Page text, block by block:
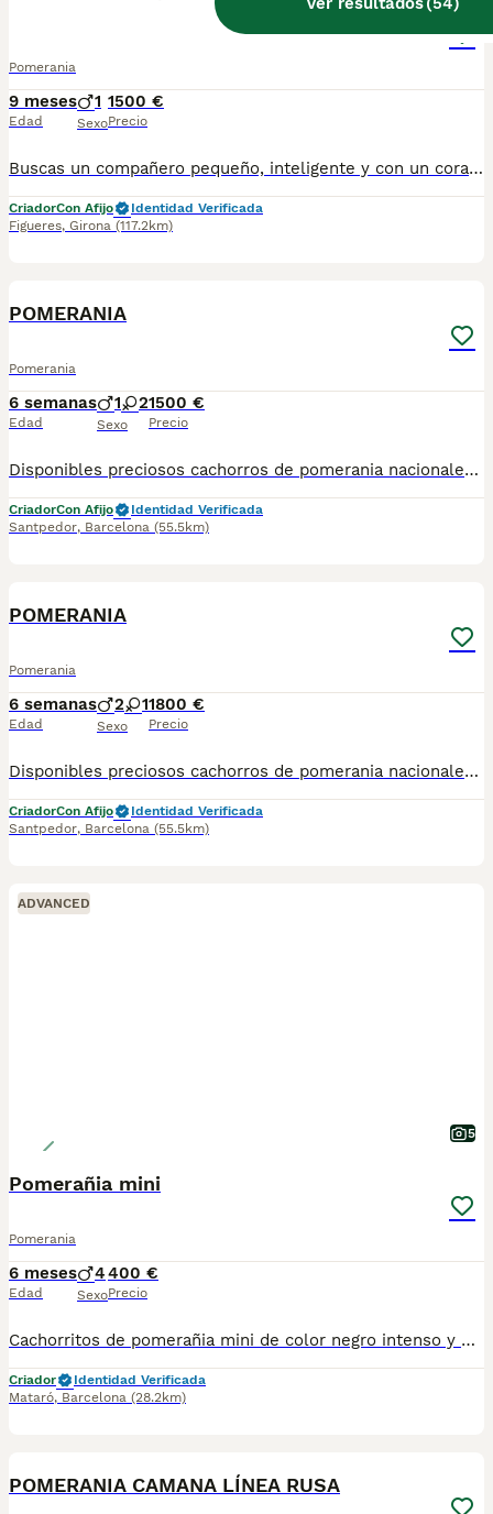
Pomerania
9 meses
Edad
1
Sexo
1500 €
Precio
Buscas un compañero pequeño, inteligente y con un corazón gigante? Nuestro cachorro macho Pomerania está creciendo sano, feliz y muy querido. Desde sus primeros días, ha estado rodeado de amor, en un entorno familiar donde priorizamos el bienestar y la socialización de cada uno de nuestros peluditos. Carácter dulce y alegre .Perfectamente socializado 🌟 Padres visibles, de líneas seleccionadas 🌟 Se entrega con chip, vacunas, desparasitación, cartilla veterinaria, contrato de garantías 🐶 Como criadores responsables, te invitamos a venir a conocernos en persona. Podrás ver cómo viven nuestros perros, conocer a los papás del cachorro y observar de cerca el ambiente en el que crecen: limpio, cuidado y lleno de afecto. Si deseas más información, fotos o concertar una visita, no dudes en escribirnos. ✨ La calidad y el amor se notan desde el primer día. ✨
CriadorCon Afijo
Identidad Verificada
Figueres, Girona (117.2km)
POMERANIA
Pomerania
6 semanas
Edad
1 2
Sexo
1500 €
Precio
Disponibles preciosos cachorros de pomerania nacionales criados en nuestras instalaciones, en un ambiente familiar y responsable. Nuestros cachorros se entregan con cartilla de primera vacunación, vacunas correspondientes a su edad, desparasitados interna y externamente, y con microchip implantado y dado de alta. Además, realizamos un contrato de garantía que incluye: • Garantía vírica de 15 días. • Garantía congénita de 1 año. Desde la fecha de entrega del cachorro. Nos comprometemos al 100% con la salud, el bienestar y el cuidado de nuestros pequeños. Disponemos de Núcleo Zoológico Para más información, imágenes o cualquier consulta sin compromiso, pueden contactar con nosotros en los teléfonos: CRISTINA 📞 722 788 399 📞 932 514 529
CriadorCon Afijo
Identidad Verificada
Santpedor, Barcelona (55.5km)
POMERANIA
Pomerania
6 semanas
Edad
2 1
Sexo
1800 €
Precio
Disponibles preciosos cachorros de pomerania nacionales criados en nuestras instalaciones, en un ambiente familiar y responsable. Nuestros cachorros se entregan con cartilla de primera vacunación, vacunas correspondientes a su edad, desparasitados interna y externamente, y con microchip implantado y dado de alta. Además, realizamos un contrato de garantía que incluye: • Garantía vírica de 15 días. • Garantía congénita de 1 año. Desde la fecha de entrega del cachorro. Nos comprometemos al 100% con la salud, el bienestar y el cuidado de nuestros pequeños. Disponemos de Núcleo Zoológico Para más información, imágenes o cualquier consulta sin compromiso, pueden contactar con nosotros en los teléfonos: CRISTINA 📞 722 788 399 📞 932 514 529
CriadorCon Afijo
Identidad Verificada
Santpedor, Barcelona (55.5km)
ADVANCED
5
Pomerañia mini
Pomerania
6 meses
Edad
4
Sexo
400 €
Precio
Cachorritos de pomerañia mini de color negro intenso y brillante con una calidad de pelaje increíble preciosos cuatro MACHITOS se entregan vacunados desparasitado. Con garantías y contrato de compra venta hijos de ejemplares de exposición se ponen en oferta adoccion
Criador
Identidad Verificada
Mataró, Barcelona (28.2km)
POMERANIA CAMANA LÍNEA RUSA